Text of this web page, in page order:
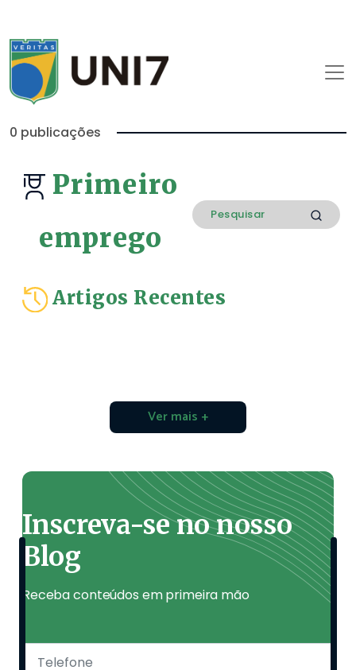
0 publicações
Primeiro
emprego
Artigos Recentes
Ver mais +
Inscreva-se no nosso
Blog
Receba conteúdos em primeira mão